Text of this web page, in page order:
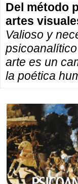
Del método
artes
Valioso y
arte es un
la poética